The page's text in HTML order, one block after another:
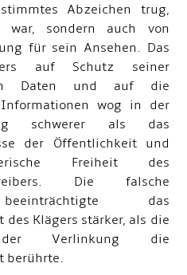
Abzeichen trug,
sondern auch von
für sein Ansehen. Das
auf Schutz seiner
Daten und auf die
wog in der
schwerer als das
der Öffentlichkeit und
Freiheit des
Die falsche
das
Klägers stärker, als die
der Verlinkung die
berührte.